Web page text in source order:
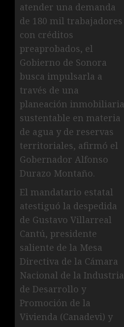
atender una demanda
de 180 mil trabajadores
con créditos
preaprobados, el
Gobierno de Sonora
busca impulsarla a
través de una
planeación inmobiliaria
sustentable en materia
de agua y de reservas
territoriales, afirmó el
Gobernador Alfonso
Durazo Montaño.
El mandatario estatal
atestiguó la despedida
de Gustavo Villarreal
Cantú, presidente
saliente de la Mesa
Directiva de la Cámara
Nacional de la Industria
de Desarrollo y
Promoción de la
Vivienda (Canadevi) y